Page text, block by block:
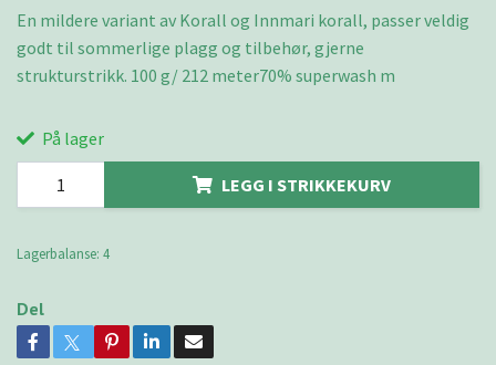
En mildere variant av Korall og Innmari korall, passer veldig
godt til sommerlige plagg og tilbehør, gjerne
strukturstrikk. 100 g/ 212 meter70% superwash m
På lager
LEGG I STRIKKEKURV
Lagerbalanse: 4
Del